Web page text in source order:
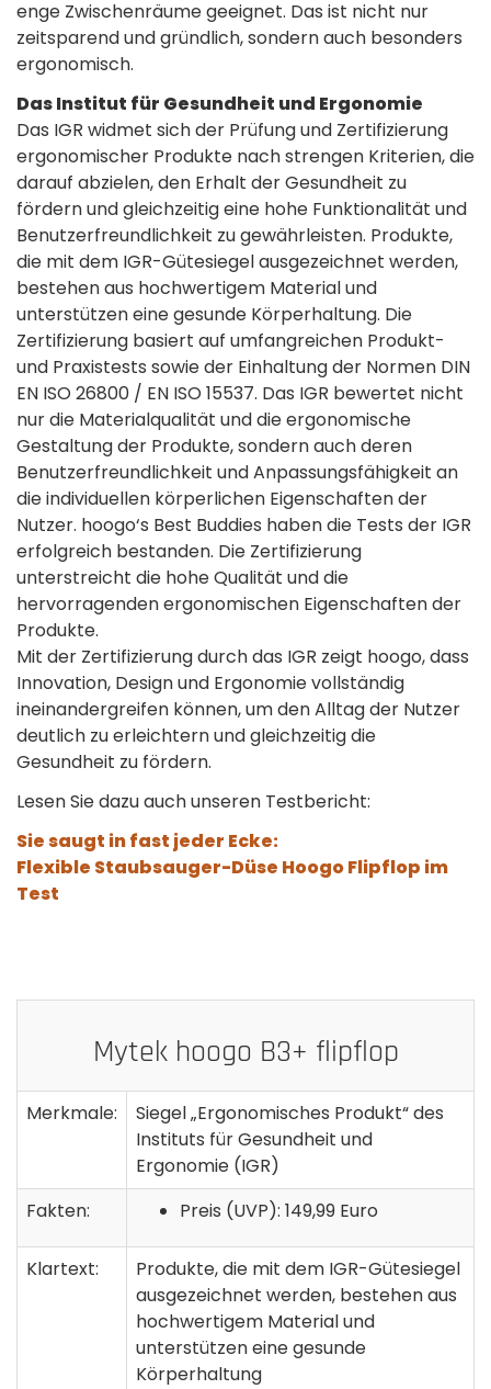
enge Zwischenräume geeignet. Das ist nicht nur
zeitsparend und gründlich, sondern auch besonders
ergonomisch.
Das Institut für Gesundheit und Ergonomie
Das IGR widmet sich der Prüfung und Zertifizierung
ergonomischer Produkte nach strengen Kriterien, die
darauf abzielen, den Erhalt der Gesundheit zu
fördern und gleichzeitig eine hohe Funktionalität und
Benutzerfreundlichkeit zu gewährleisten. Produkte,
die mit dem IGR-Gütesiegel ausgezeichnet werden,
bestehen aus hochwertigem Material und
unterstützen eine gesunde Körperhaltung. Die
Zertifizierung basiert auf umfangreichen Produkt-
und Praxistests sowie der Einhaltung der Normen DIN
EN ISO 26800 / EN ISO 15537. Das IGR bewertet nicht
nur die Materialqualität und die ergonomische
Gestaltung der Produkte, sondern auch deren
Benutzerfreundlichkeit und Anpassungsfähigkeit an
die individuellen körperlichen Eigenschaften der
Nutzer. hoogo‘s Best Buddies haben die Tests der IGR
erfolgreich bestanden. Die Zertifizierung
unterstreicht die hohe Qualität und die
hervorragenden ergonomischen Eigenschaften der
Produkte.
Mit der Zertifizierung durch das IGR zeigt hoogo, dass
Innovation, Design und Ergonomie vollständig
ineinandergreifen können, um den Alltag der Nutzer
deutlich zu erleichtern und gleichzeitig die
Gesundheit zu fördern.
Lesen Sie dazu auch unseren Testbericht:
Sie saugt in fast jeder Ecke:
Flexible Staubsauger-Düse Hoogo Flipflop im
Test
Mytek hoogo B3+ flipflop
Merkmale:
Siegel „Ergonomisches Produkt“ des
Instituts für Gesundheit und
Ergonomie (IGR)
Fakten:
Preis (UVP): 149,99 Euro
Klartext:
Produkte, die mit dem IGR-Gütesiegel
ausgezeichnet werden, bestehen aus
hochwertigem Material und
unterstützen eine gesunde
Körperhaltung